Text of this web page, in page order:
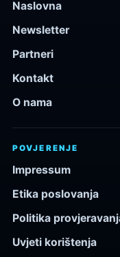
Naslovna
Newsletter
Partneri
Kontakt
O nama
POVJERENJE
Impressum
Etika poslovanja
Politika
Uvjeti korištenja